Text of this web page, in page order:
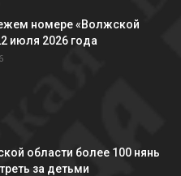
номере «Волжской
июля 2026 года
области более 100 нянь
за детьми